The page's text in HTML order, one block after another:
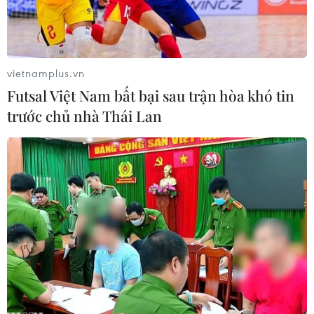
dịch.
Một trong những điểm phong tỏa dịch COVID-19 trên địa bàn
Hà Nội. (Ảnh: Đức Duy/Vietnam+)
Lãnh đạo thành phố Hà Nội đề nghị các đơn vị
vietnamplus.vn
Futsal Việt Nam bất bại sau trận hòa khó tin
trước chủ nhà Thái Lan